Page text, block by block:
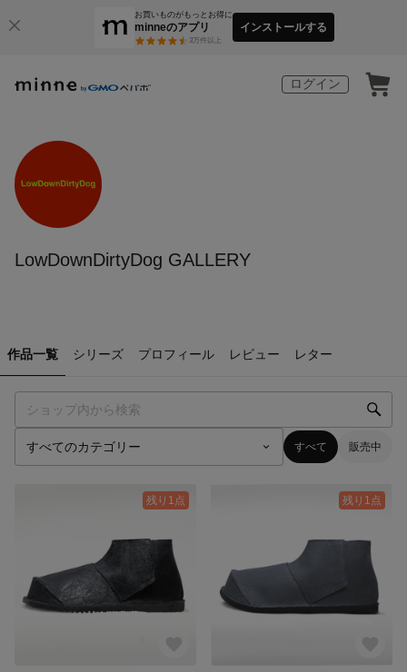
お買いものがもっとお得に
minneのアプリ
3万件以上
インストールする
ログイン
LowDownDirtyDog GALLERY
作品一覧 シリーズ プロフィール レビュー レター
すべて 販売中
残り1点 残り1点